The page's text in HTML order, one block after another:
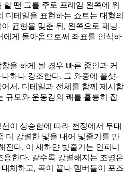
땐 그를 주로 프레임 왼쪽에 위
디테일을 표현하는 쇼트는 대형의
균형을 맞춘 뒤, 왼쪽으로 패닝-
에게 돌아옴으로써 좌표를 인식하
을 하게 될 경우 빠른 줌인과 커
하나 강조한다. 그 와중에 풀샷-
서, 디테일과 전체를 함께 제시함
규모와 운동감의 쾌를 훌륭히 잡
이 상승함에 따라 천정에서 무대
더 강렬한 빛을 내어 빛줄기를 만
진다. 이 새하얀 빛줄기는 인피니
응한다. 갈수록 강렬해지는 조명은
체하고, 곡이 끝나 멤버들이 포즈